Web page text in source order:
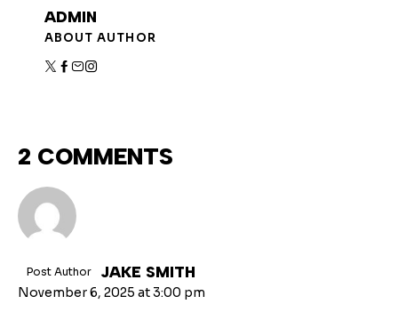
ADMIN
ABOUT AUTHOR
2 COMMENTS
Post Author JAKE SMITH
November 6, 2025 at3:00 pm